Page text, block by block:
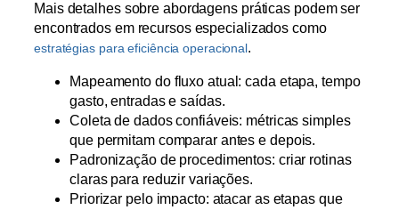
Mais detalhes sobre abordagens práticas podem ser
encontrados em recursos especializados como
estratégias para eficiência operacional.
Mapeamento do fluxo atual: cada etapa, tempo
gasto, entradas e saídas.
Coleta de dados confiáveis: métricas simples
que permitam comparar antes e depois.
Padronização de procedimentos: criar rotinas
claras para reduzir variações.
Priorizar pelo impacto: atacar as etapas que